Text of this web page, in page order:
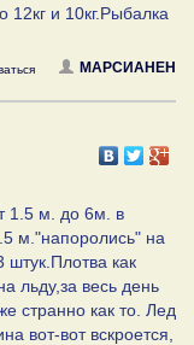
12кг и 10кг.Рыбалка
МАРСИАНЕН
1.5 м. до 6м. в
м."напоролись" на
штук.Плотва как
льду,за весь день
странно как то. Лед
вот-вот вскроется,